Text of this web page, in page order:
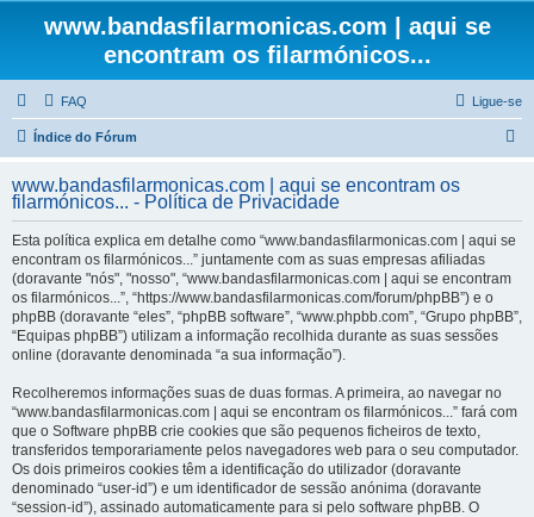
www.bandasfilarmonicas.com | aqui se
encontram os filarmónicos...
FAQ Ligue-se
Índice do Fórum
q
www.bandasfilarmonicas.com | aqui se encontram os
filarmónicos... - Política de Privacidade
Esta política explica em detalhe como “www.bandasfilarmonicas.com | aqui se
encontram os filarmónicos...” juntamente com as suas empresas afiliadas
(doravante "nós", "nosso", “www.bandasfilarmonicas.com | aqui se encontram
os filarmónicos...”, “https://www.bandasfilarmonicas.com/forum/phpBB”) e o
phpBB (doravante “eles”, “phpBB software”, “www.phpbb.com”, “Grupo phpBB”,
“Equipas phpBB”) utilizam a informação recolhida durante as suas sessões
online (doravante denominada “a sua informação”).
Recolheremos informações suas de duas formas. A primeira, ao navegar no
“www.bandasfilarmonicas.com | aqui se encontram os filarmónicos...” fará com
que o Software phpBB crie cookies que são pequenos ficheiros de texto,
transferidos temporariamente pelos navegadores web para o seu computador.
Os dois primeiros cookies têm a identificação do utilizador (doravante
denominado “user-id”) e um identificador de sessão anónima (doravante
“session-id”), assinado automaticamente para si pelo software phpBB. O